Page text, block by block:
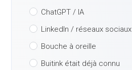
ChatGPT / IA
LinkedIn / réseaux sociaux
Bouche à oreille
Buitink était déjà connu